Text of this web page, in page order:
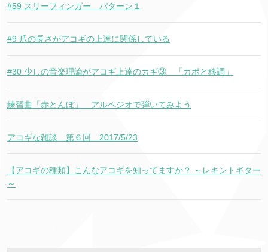
#59 スリーフィンガー パターン１
#9 爪の長さがアコギの上達に関係している
#30 少しの音楽理論がアコギ上達のカギ③ 「カポと移調」
練習曲「赤とんぼ」 アルペジオで弾いてみよう
アコギな雑談 第６回 2017/5/23
【アコギの種類】こんなアコギを知ってますか？ ～レキントギター
～